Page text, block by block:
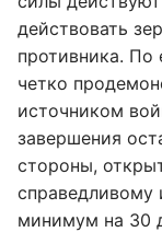
действовать
противника. По
четко
источником
завершения
стороны,
справедливому
минимум на 30